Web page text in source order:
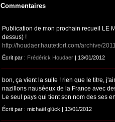
Commentaires
Publication de mon prochain recueil LE
dessus) !
http://houdaer.hautetfort.com/archive/
Écrit par : Frédérick Houdaer | 13/01/2012
bon, ça vient la suite ! rien que le titre,
nazillons nauséeux de la France avec
Le seul pays qui tient son nom des ses
Écrit par : michaël glück | 13/01/2012